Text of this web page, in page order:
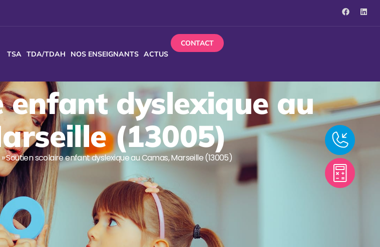
TSA TDA/TDAH NOS ENSEIGNANTS ACTUS
CONTACT
enfant dyslexique au
(13005)
»Soutien scolaire enfant dyslexique au Camas, Marseille (13005)